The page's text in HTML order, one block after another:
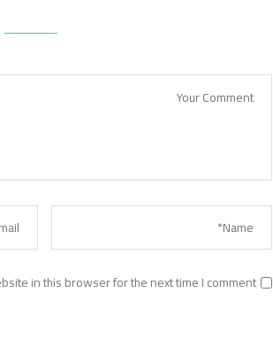
in this browser for the next time I comment.